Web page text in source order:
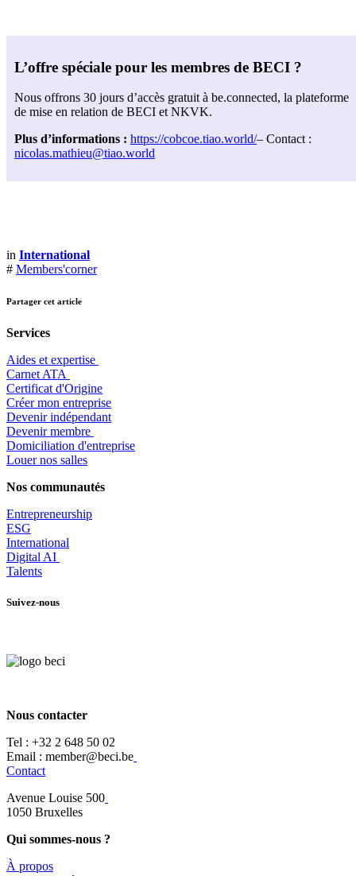
L’offre spéciale pour les membres de BECI ?
Nous offrons 30 jours d’accès gratuit à be.connected, la plateforme
de mise en relation de BECI et NKVK.
Plus d’informations : https://cobcoe.tiao.world/– Contact :
nicolas.mathieu@tiao.world
in International
# Members'corner
Partager cet article
Services
Aides et expertise
​Carnet ATA
Certificat d'Origine
Créer mon entreprise
Devenir indépendant
Devenir membre
​Domiciliation d'entreprise
Louer nos salles
Nos communautés
Entrepreneurship
ESG
International
Digital AI
Talents
Suivez-nous
Nous contacter
Tel : +32 2 648 50 02​
​​Email : member@beci.be
Contact
Avenue Louise 500
​1050 Bruxelles
Qui sommes-nous ?
À propos